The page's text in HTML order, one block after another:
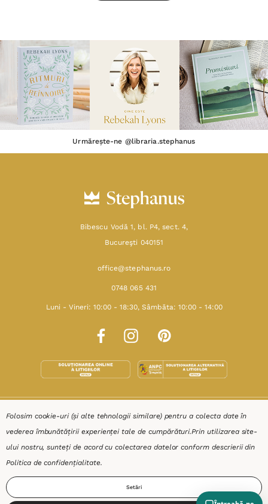
Urmărește-ne @libraria.stephanus
Bibescu Vodă 1, bl. P4, sect. 4,
Bucureşti 040151
office@stephanus.ro
0748 065 431
Luni - Vineri: 10:00 - 18:30, Sâmbăta: 10:00 - 14:00
SHOP
RESURSE
AJUTOR
Folosim cookie-uri (și alte tehnologii similare) pentru a colecta date în
vederea îmbunătățirii experienței tale de cumpărături.Prin utilizarea site-
ului nostru, sunteți de acord cu colectarea datelor conform descrierii din
Politica de confidențialitate.
Setări